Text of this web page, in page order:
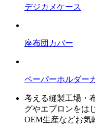
デジカメケース
座布団カバー
ペーパーホルダー
考える縫製工場・
グやエプロンをは
OEM生産などお気